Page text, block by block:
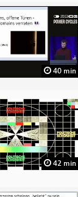
40 min
42 min